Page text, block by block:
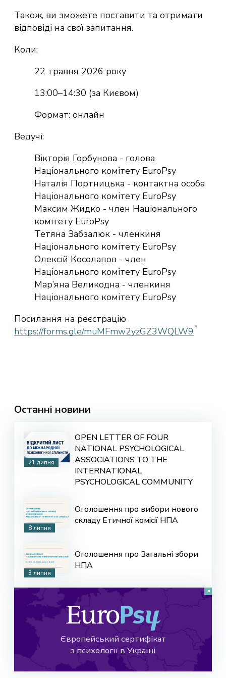
Також, ви зможете поставити та отримати
відповіді на свої запитання.
Коли:
22 травня 2026 року
13:00–14:30 (за Києвом)
Формат: онлайн
Ведучі:
Вікторія Горбунова - голова
Національного комітету EuroPsy
Наталія Портницька - контактна особа
Національного комітету EuroPsy
Максим Жидко - член Національного
комітету EuroPsy
Тетяна Забзалюк - членкиня
Національного комітету EuroPsy
Олексій Косолапов - член
Національного комітету EuroPsy
Мар’яна Великодна - членкиня
Національного комітету EuroPsy
Посилання на реєстрацію
https://forms.gle/muMFmw2yzGZ3WQLW9
Останні новини
21 липня
OPEN LETTER OF FOUR
NATIONAL PSYCHOLOGICAL
ASSOCIATIONS TO THE
INTERNATIONAL
PSYCHOLOGICAL COMMUNITY
8 липня
Оголошення про вибори нового
складу Етичної комісії НПА
3 липня
Оголошення про Загальні збори
НПА
Європейський сертифікат
з психології в Україні